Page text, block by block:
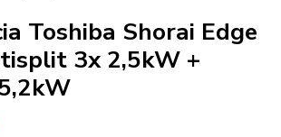
Toshiba Shorai Edge
3x 2,5kW +